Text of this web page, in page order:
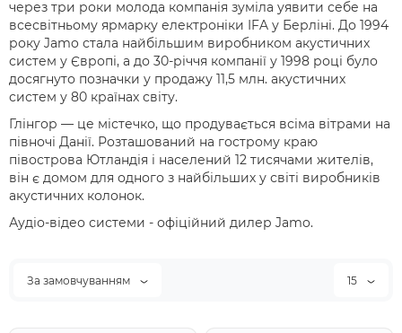
через три роки молода компанія зуміла уявити себе на
всесвітньому ярмарку електроніки IFA у Берліні. До 1994
року Jamo стала найбільшим виробником акустичних
систем у Європі, а до 30-річчя компанії у 1998 році було
досягнуто позначки у продажу 11,5 млн. акустичних
систем у 80 країнах світу.
Глінгор — це містечко, що продувається всіма вітрами на
півночі Данії. Розташований на гострому краю
півострова Ютландія і населений 12 тисячами жителів,
він є домом для одного з найбільших у світі виробників
акустичних колонок.
Аудіо-відео системи - офіційний дилер Jamo.
За замовчуванням 15